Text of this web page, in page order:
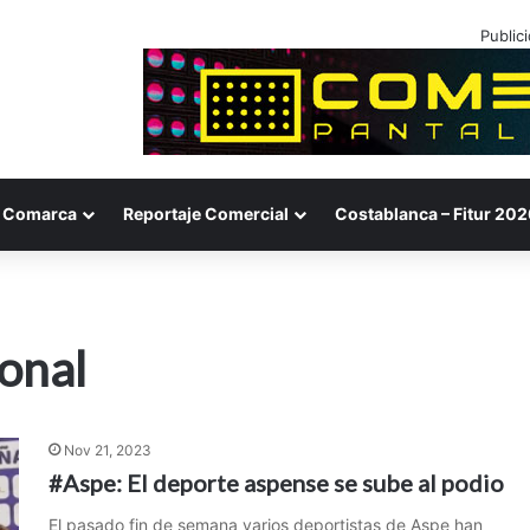
Comarca Reportaje Comercial Costablanca – Fitur
Nov 21, 2023
#Aspe: El deporte aspense se sube al podio
El pasado fin de semana varios deportistas de Aspe han